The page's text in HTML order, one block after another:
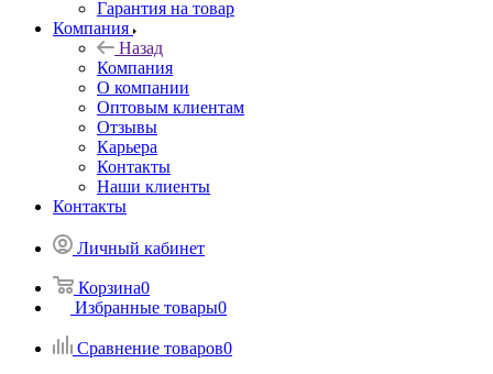
Гарантия на товар
Компания
Назад
Компания
О компании
Оптовым клиентам
Отзывы
Карьера
Контакты
Наши клиенты
Контакты
Личный кабинет
Корзина0
Избранные товары0
Сравнение товаров0